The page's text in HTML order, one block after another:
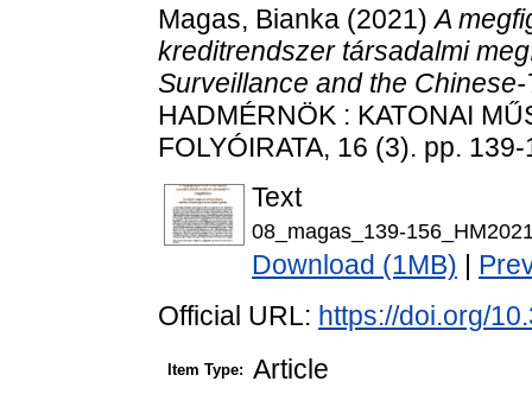
Magas, Bianka (2021)A
kreditrendszer társadalmi
Surveillance and the
HADMÉRNÖK : KATONAI
FOLYÓIRATA, 16 (3). pp.
Text
08_magas_139-
Download (1MB)
Official URL: https://doi.org/
Item Type: Article